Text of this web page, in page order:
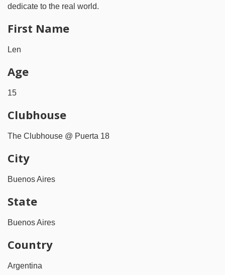
dedicate to the real world.
First Name
Len
Age
15
Clubhouse
The Clubhouse @ Puerta 18
City
Buenos Aires
State
Buenos Aires
Country
Argentina